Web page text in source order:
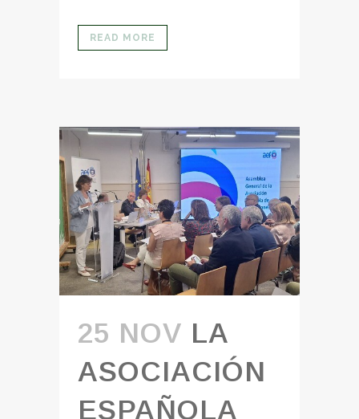
READ MORE
25 NOV LA
ASOCIACIÓN
ESPAÑOLA